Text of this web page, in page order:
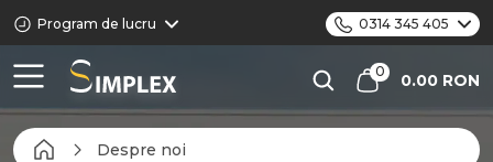
Program de lucru 0314 345 405
0.00 RON
Despre noi